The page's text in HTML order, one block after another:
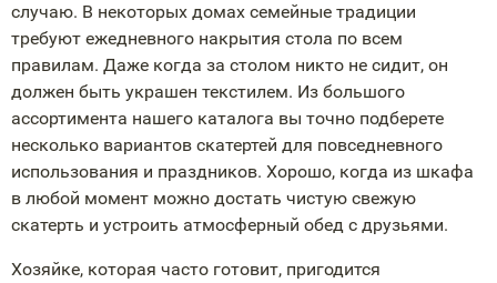
случаю. В некоторых домах семейные традиции
требуют ежедневного накрытия стола по всем
правилам. Даже когда за столом никто не сидит, он
должен быть украшен текстилем. Из большого
ассортимента нашего каталога вы точно подберете
несколько вариантов скатертей для повседневного
использования и праздников. Хорошо, когда из шкафа
в любой момент можно достать чистую свежую
скатерть и устроить атмосферный обед с друзьями.
Хозяйке, которая часто готовит, пригодится